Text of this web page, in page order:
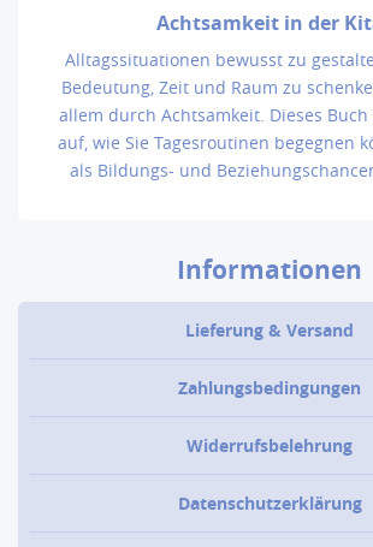
Achtsamkeit in der
Alltagssituationen bewusst zu
Bedeutung, Zeit und Raum zu
allem durch Achtsamkeit. Dieses
auf, wie Sie Tagesroutinen begegnen
als Bildungs- und
Informationen
Lieferung & Versand
Zahlungsbedingungen
Widerrufsbelehrung
Datenschutzerklärung